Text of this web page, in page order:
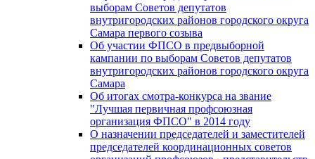
выборам Советов депутатов
внутригородских районов городского округа
Самара первого созыва
Об участии ФПСО в предвыборной
кампании по выборам Советов депутатов
внутригородских районов городского округа
Самара
Об итогах смотра-конкурса на звание
"Лучшая первичная профсоюзная
организация ФПСО" в 2014 году
О назначении председателей и заместителей
председателей координационных советов